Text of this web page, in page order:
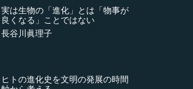
実は生物の「進化」とは「物事が
良くなる」ことではない
長谷川眞理子
ヒトの進化史を文明の発展の時間